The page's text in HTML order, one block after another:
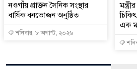
নওগাঁয় প্রাক্তন সৈনিক সংস্থার
বার্ষিক বনভোজন অনুষ্ঠিত
শনিবার, ৮ অগাস্ট, ২০২৬
এক